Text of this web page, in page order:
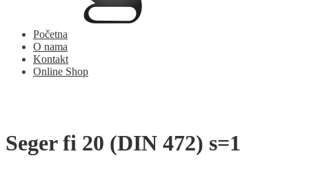
Početna
O nama
Kontakt
Online Shop
Seger fi 20 (DIN 472) s=1